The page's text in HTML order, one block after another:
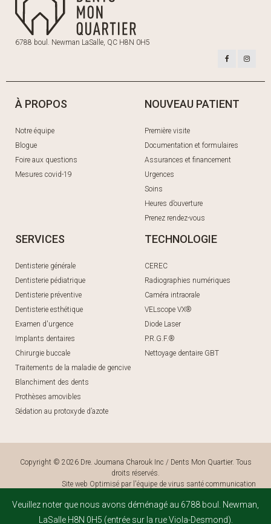
6788 boul. Newman LaSalle, QC H8N 0H5
À PROPOS
Notre équipe
Blogue
Foire aux questions
Mesures covid-19
NOUVEAU PATIENT
Première visite
Documentation et formulaires
Assurances et financement
Urgences
Soins
Heures d’ouverture
Prenez rendez-vous
SERVICES
Dentisterie générale
Dentisterie pédiatrique
Dentisterie préventive
Dentisterie esthétique
Examen d'urgence
Implants dentaires
Chirurgie buccale
Traitements de la maladie de gencive
Blanchiment des dents
Prothèses amovibles
Sédation au protoxyde d’azote
TECHNOLOGIE
CEREC
Radiographies numériques
Caméra intraorale
VELscope VX®
Diode Laser
P.R.G.F.®
Nettoyage dentaire GBT
Copyright © 2026 Dre. Joumana Charouk Inc / Dents Mon Quartier. Tous
droits réservés.
Site web Optimisé par l'équipe de virus santé communication
Veuillez noter que nous avons déménagé au 6788 boul. Newman,
LaSalle H8N 0H5 (entrée sur la rue Viola-Desmond).